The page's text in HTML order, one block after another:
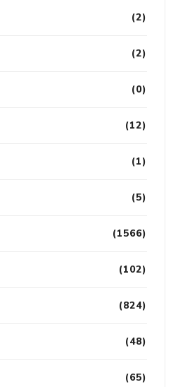
(2)
(2)
(0)
(12)
(1)
(5)
(1566)
(102)
(824)
(48)
(65)